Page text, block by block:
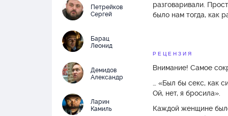
Петрейков
Сергей
Барац
Леонид
Демидов
Александр
Ларин
Камиль
разговаривали.
было нам тогда, как
Обо всем этом мы и
Когда мы исписали
Можно было, все-
произносили бы кое-
РЕЦЕНЗИЯ
Внимание! Самое
… «Был бы секс, как
Ой, нет, я бросила».
Каждой женщине